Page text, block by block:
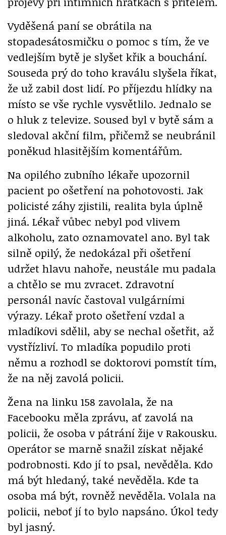
Vyděšená paní se obrátila na
stopadesátosmičku o pomoc s tím, že ve
vedlejším bytě je slyšet křik a bouchání.
Souseda prý do toho kraválu slyšela říkat,
že už zabil dost lidí. Po příjezdu hlídky na
místo se vše rychle vysvětlilo. Jednalo se
o hluk z televize. Soused byl v bytě sám a
sledoval akční film, přičemž se neubránil
poněkud hlasitějším komentářům.
Na opilého zubního lékaře upozornil
pacient po ošetření na pohotovosti. Jak
policisté záhy zjistili, realita byla úplně
jiná. Lékař vůbec nebyl pod vlivem
alkoholu, zato oznamovatel ano. Byl tak
silně opilý, že nedokázal při ošetření
udržet hlavu nahoře, neustále mu padala
a chtělo se mu zvracet. Zdravotní
personál navíc častoval vulgárními
výrazy. Lékař proto ošetření vzdal a
mladíkovi sdělil, aby se nechal ošetřit, až
vystřízliví. To mladíka popudilo proti
němu a rozhodl se doktorovi pomstít tím,
že na něj zavolá policii.
Žena na linku 158 zavolala, že na
Facebooku měla zprávu, ať zavolá na
policii, že osoba v pátrání žije v Rakousku.
Operátor se marně snažil získat nějaké
podrobnosti. Kdo jí to psal, nevěděla. Kdo
má být hledaný, také nevěděla. Kde ta
osoba má být, rovněž nevěděla. Volala na
policii, neboť jí to bylo napsáno. Úkol tedy
byl jasný.